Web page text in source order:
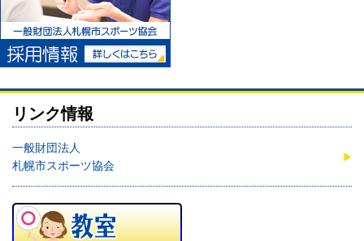
リンク情報
一般財団法人
札幌市スポーツ協会